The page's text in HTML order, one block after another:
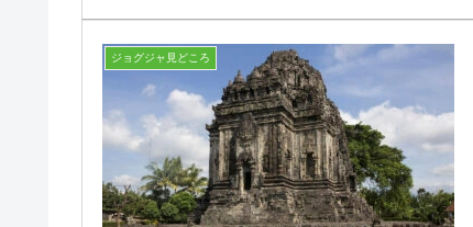
ジョグジャ見どころ